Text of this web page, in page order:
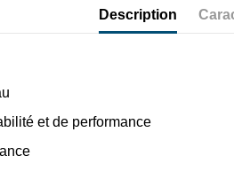
Description
et de performance